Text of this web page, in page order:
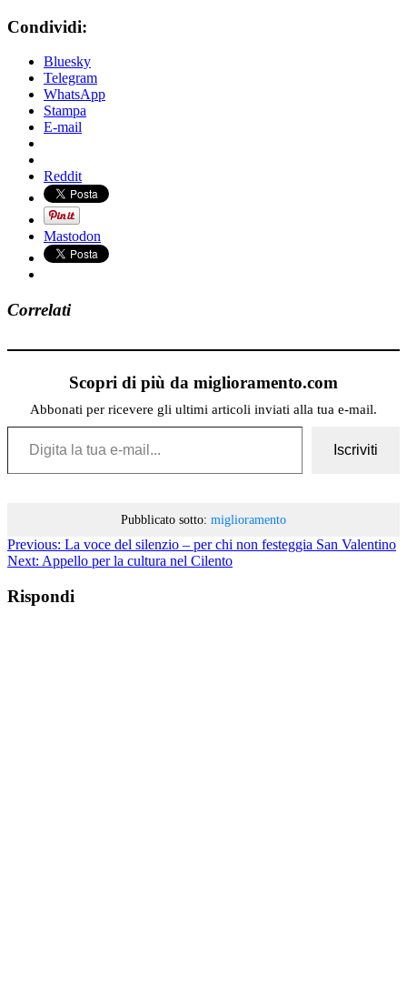
Condividi:
Bluesky
Telegram
WhatsApp
Stampa
E-mail
Reddit
Mastodon
Correlati
Scopri di più da miglioramento.com
Abbonati per ricevere gli ultimi articoli inviati alla tua e-mail.
Digita la tua e-mail...
Iscriviti
Pubblicato sotto: miglioramento
Previous: La voce del silenzio – per chi non festeggia San Valentino
Next: Appello per la cultura nel Cilento
Rispondi